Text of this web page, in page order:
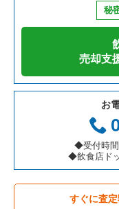
カフェの居抜き売却
テイクアウトの居抜
お弁当・惣菜・デリ
カラオケ・パブ・ス
バーの居抜き売却物
居酒屋・ダイニング
愛知県の飲食店の居
岐阜県の飲食店の居
三重県の飲食店の居
千代田区の飲食店の
港区の飲食店の居抜
足立区の飲食店の居
板橋区の飲食店の居
台東区の飲食店の居
練馬区の飲食店の居
東京23区の焼肉の居
東京23区の鉄板焼き
東京23区のアジア料
東京23区のカフェの
東京23区のテイクア
東京23区のお弁当・
御徒町駅のカラオケ
御徒町駅の居酒屋・
御徒町駅の専門料理
御徒町駅の洋食の居
秘
売却支
お
◆受付時間
◆飲食店ド
すぐに査